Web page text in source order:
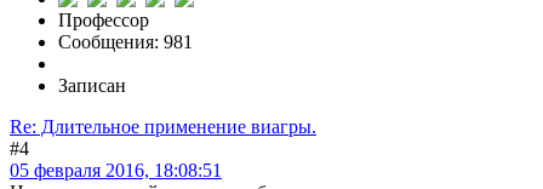
Профессор
Сообщения: 981
Записан
Re: Длительное применение виагры.
#4
05 февраля 2016, 18:08:51